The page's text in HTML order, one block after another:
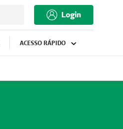
Login
ACESSO RÁPIDO